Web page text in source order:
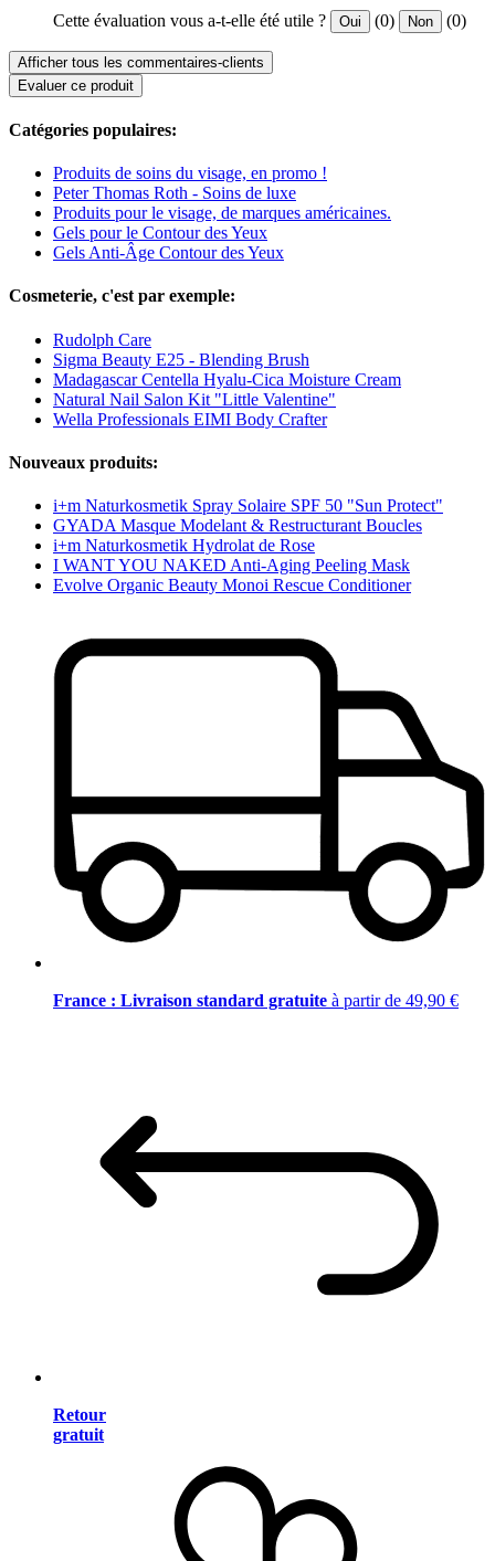
Cette évaluation vous a-t-elle été utile ? Oui (0) Non (0)
Afficher tous les commentaires-clients
Evaluer ce produit
Catégories populaires:
Produits de soins du visage, en promo !
Peter Thomas Roth - Soins de luxe
Produits pour le visage, de marques américaines.
Gels pour le Contour des Yeux
Gels Anti-Âge Contour des Yeux
Cosmeterie, c'est par exemple:
Rudolph Care
Sigma Beauty E25 - Blending Brush
Madagascar Centella Hyalu-Cica Moisture Cream
Natural Nail Salon Kit "Little Valentine"
Wella Professionals EIMI Body Crafter
Nouveaux produits:
i+m Naturkosmetik Spray Solaire SPF 50 "Sun Protect"
GYADA Masque Modelant & Restructurant Boucles
i+m Naturkosmetik Hydrolat de Rose
I WANT YOU NAKED Anti-Aging Peeling Mask
Evolve Organic Beauty Monoi Rescue Conditioner
France : Livraison standard gratuite à partir de 49,90 €
Retour
gratuit